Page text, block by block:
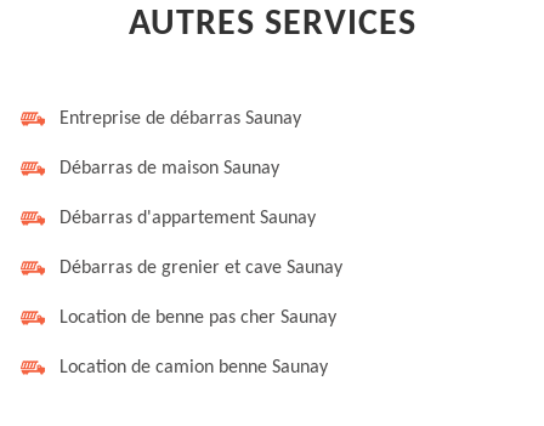
AUTRES SERVICES
Entreprise de débarras Saunay
Débarras de maison Saunay
Débarras d'appartement Saunay
Débarras de grenier et cave Saunay
Location de benne pas cher Saunay
Location de camion benne Saunay